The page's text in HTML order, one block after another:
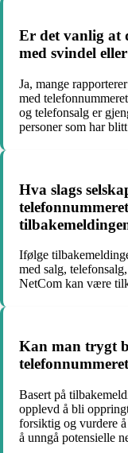
Er det vanlig at
med svindel
Ja, mange
med
og telefonsalg er
personer som har
Hva slags
Ifølge
med salg,
NetCom kan være
Kan man trygt
Basert på
opplevd å bli
forsiktig og vurdere
å unngå potensielle